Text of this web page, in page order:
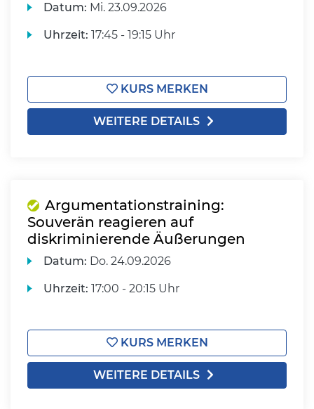
Datum: Mi. 23.09.2026
Uhrzeit: 17:45 - 19:15 Uhr
KURS MERKEN
WEITERE DETAILS
Argumentationstraining:
Souverän reagieren auf
diskriminierende Äußerungen
Datum: Do. 24.09.2026
Uhrzeit: 17:00 - 20:15 Uhr
KURS MERKEN
WEITERE DETAILS